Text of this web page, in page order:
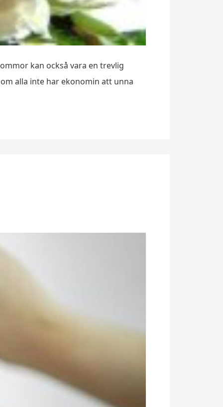
kan också vara en trevlig
alla inte har ekonomin att unna